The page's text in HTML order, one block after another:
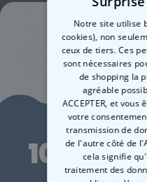
Ces produits pourraient aussi
Notre site utilise
cookies), non
ceux de tiers. Ces
sont nécessaires
de shopping la
agréable
ACCEPTER, et
votre
transmission de
de l'autre côté de
cela signifie
traitement des
10 % de